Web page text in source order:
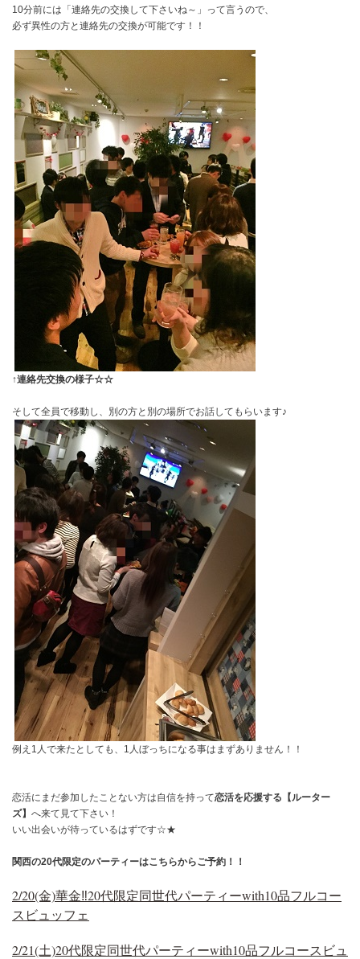
10分前には「連絡先の交換して下さいね～」って言うので、
必ず異性の方と連絡先の交換が可能です！！
↑連絡先交換の様子☆☆
そして全員で移動し、別の方と別の場所でお話してもらいます♪
例え1人で来たとしても、1人ぼっちになる事はまずありません！！
恋活にまだ参加したことない方は自信を持って恋活を応援する【ルーター
ズ】 へ来て見て下さい！
いい出会いが待っているはずです☆★
関西の20代限定のパーティーはこちらからご予約！！
2/20(金)華金‼20代限定同世代パーティーwith10品フルコー
スビュッフェ
2/21(土)20代限定同世代パーティーwith10品フルコースビュ